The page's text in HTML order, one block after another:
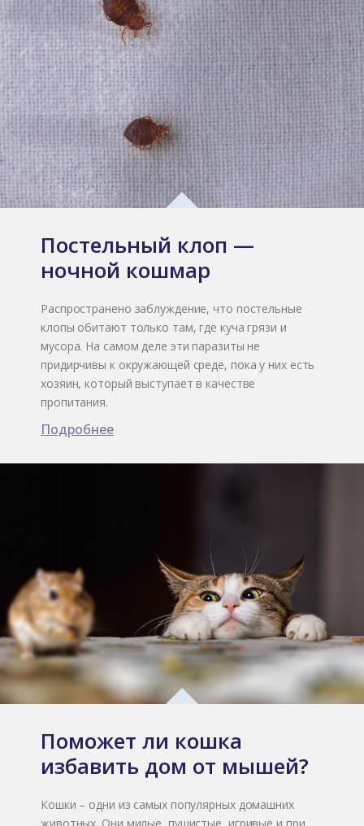
Постельный клоп —
ночной кошмар
Распространено заблуждение, что постельные
клопы обитают только там, где куча грязи и
мусора. На самом деле эти паразиты не
придирчивы к окружающей среде, пока у них есть
хозяин, который выступает в качестве
пропитания.
Подробнее
Поможет ли кошка
избавить дом от мышей?
Кошки – одни из самых популярных домашних
животных. Они милые, пушистые, игривые и при